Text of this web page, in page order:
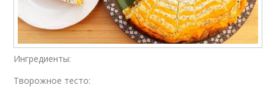
Ингредиенты:
Творожное тесто: